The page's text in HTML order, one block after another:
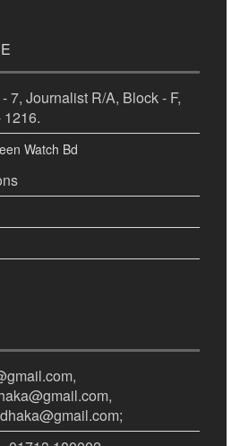
7, Journalist R/A, Block - F,
1216.
Watch Bd